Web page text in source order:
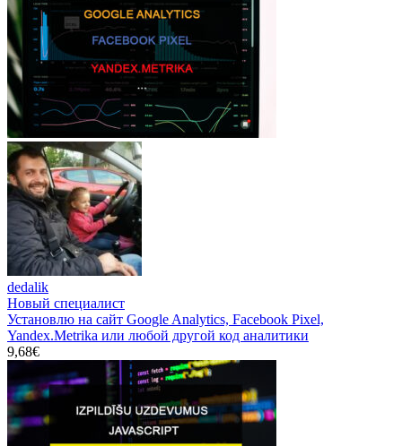
dedalik
Новый специалист
Установлю на сайт Google Analytics, Facebook Pixel,
Yandex.Metrika или любой другой код аналитики
9,68€